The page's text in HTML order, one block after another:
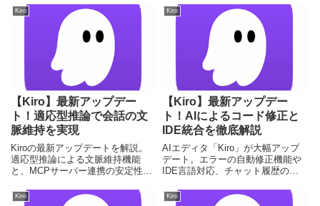
プロまで、その革新的な機能と活
用法を解説。
要機能を解説します。
Kiro
【Kiro】最新アップデー
ト！適応型推論で会話の文
脈維持を実現
Kiroの最新アップデートを解説。
適応型推論による文脈維持機能
と、MCPサーバー連携の安定性向
Kiro
【Kiro】最新アップデー
ト！AIによるコード修正と
IDE統合を徹底解説
AIエディタ「Kiro」が大幅アップ
デート。エラーの自動修正機能や
IDE言語対応、チャット履歴の永
新機能を詳しく解説します。
Kiro Kiro